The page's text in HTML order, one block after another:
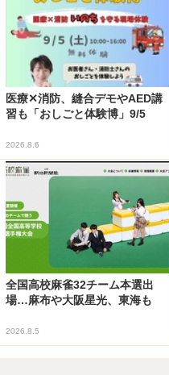
医療✕消防、縫合デモやAED講
習も「おしごと体験博」9/5
2026.8.6
全国高校麻雀32チーム本選出
場…麻布や大阪星光、東海も
2026.8.5